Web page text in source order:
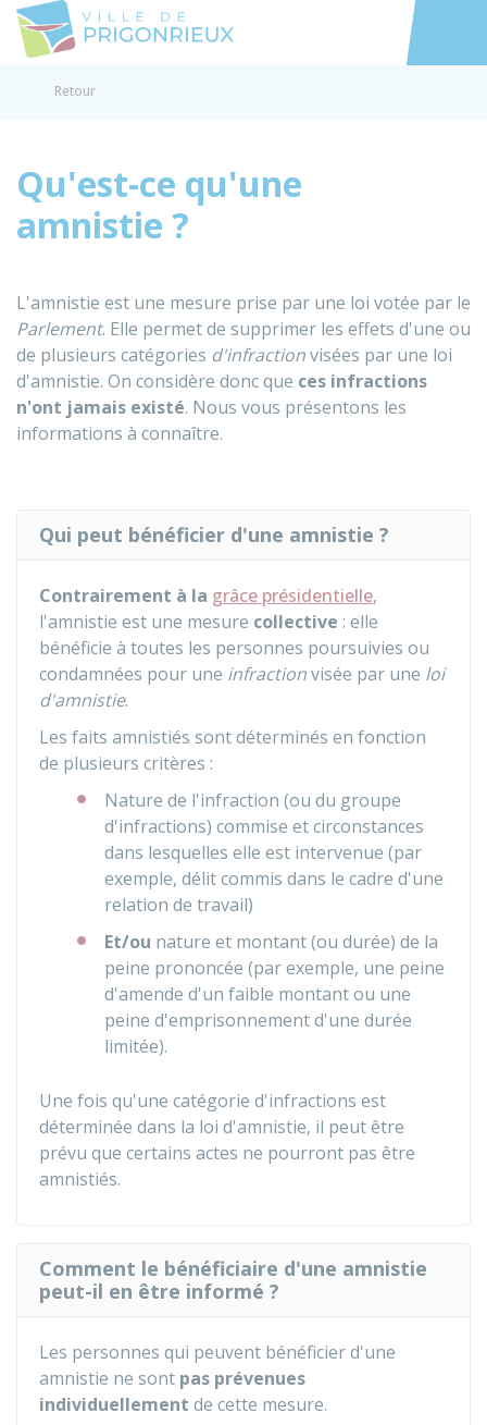
Accéder
Retour
Qu'est-ce qu'une
amnistie ?
L'amnistie est une mesure prise par une loi votée par le
Parlement. Elle permet de supprimer les effets d'une ou
de plusieurs catégories d'infractionvisées par une loi
d'amnistie. On considère donc que ces infractions
n'ont jamais existé. Nous vous présentons les
informations à connaître.
Qui peut bénéficier d'une amnistie ?
Contrairement à la grâce présidentielle,
l'amnistie est une mesure collective : elle
bénéficie à toutes les personnes poursuivies ou
condamnées pour une infractionvisée par une loi
d'amnistie.
Les faits amnistiés sont déterminés en fonction
de plusieurs critères :
Nature de l'infraction (ou du groupe
d'infractions) commise et circonstances
dans lesquelles elle est intervenue (par
exemple, délit commis dans le cadre d'une
relation de travail)
Et/ou nature et montant (ou durée) de la
peine prononcée (par exemple, une peine
d'amende d'un faible montant ou une
peine d'emprisonnement d'une durée
limitée).
Une fois qu'une catégorie d'infractions est
déterminée dans la loi d'amnistie, il peut être
prévu que certains actes ne pourront pas être
amnistiés.
Comment le bénéficiaire d'une amnistie
peut-il en être informé ?
Les personnes qui peuvent bénéficier d'une
amnistie ne sont pas prévenues
individuellement de cette mesure.